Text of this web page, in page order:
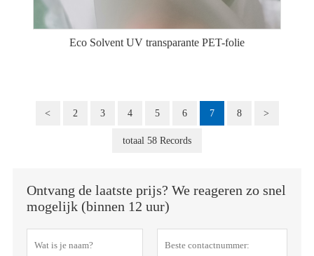
Eco Solvent UV transparante PET-folie
< 2 3 4 5 6 7 8 >
totaal 58 Records
Ontvang de laatste prijs? We reageren zo snel
mogelijk (binnen 12 uur)